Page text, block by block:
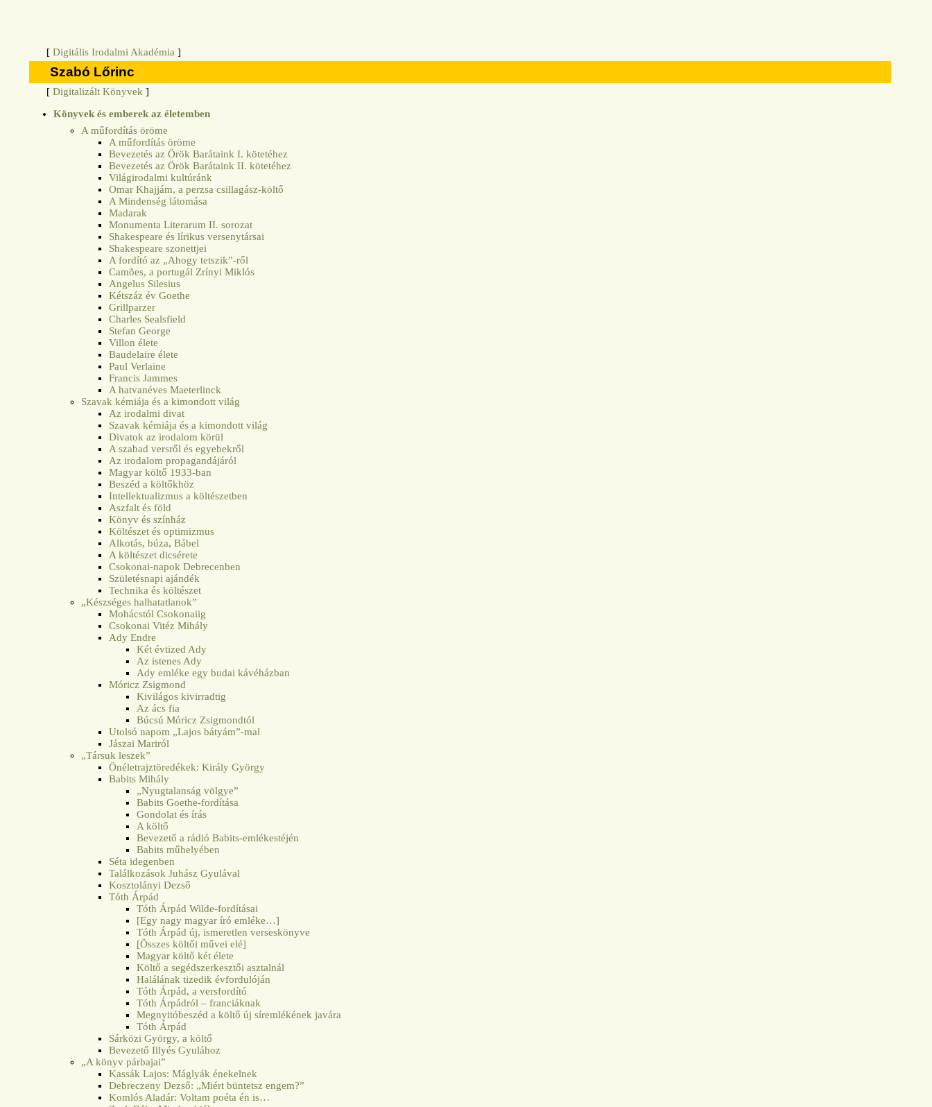
[Digitális Irodalmi Akadémia ]
Szabó Lőrinc
[Digitalizált Könyvek ]
Könyvek és emberek az életemben
A műfordítás öröme
A műfordítás öröme
Bevezetés az Örök Barátaink I. kötetéhez
Bevezetés az Örök Barátaink II. kötetéhez
Világirodalmi kultúránk
Omar Khajjám, a perzsa csillagász-költő
A Mindenség látomása
Madarak
Monumenta Literarum II. sorozat
Shakespeare és lírikus versenytársai
Shakespeare szonettjei
A fordító az „Ahogy tetszik”-ről
Camões, a portugál Zrínyi Miklós
Angelus Silesius
Kétszáz év Goethe
Grillparzer
Charles Sealsfield
Stefan George
Villon élete
Baudelaire élete
Paul Verlaine
Francis Jammes
A hatvanéves Maeterlinck
Szavak kémiája és a kimondott világ
Az irodalmi divat
Szavak kémiája és a kimondott világ
Divatok az irodalom körül
A szabad versről és egyebekről
Az irodalom propagandájáról
Magyar költő 1933-ban
Beszéd a költőkhöz
Intellektualizmus a költészetben
Aszfalt és föld
Könyv és színház
Költészet és optimizmus
Alkotás, búza, Bábel
A költészet dicsérete
Csokonai-napok Debrecenben
Születésnapi ajándék
Technika és költészet
„Készséges halhatatlanok”
Mohácstól Csokonaiig
Csokonai Vitéz Mihály
Ady Endre
Két évtized Ady
Az istenes Ady
Ady emléke egy budai kávéházban
Móricz Zsigmond
Kivilágos kivirradtig
Az ács fia
Búcsú Móricz Zsigmondtól
Utolsó napom „Lajos bátyám”-mal
Jászai Mariról
„Társuk leszek”
Önéletrajztöredékek: Király György
Babits Mihály
„Nyugtalanság völgye”
Babits Goethe-fordítása
Gondolat és írás
A költő
Bevezető a rádió Babits-emlékestéjén
Babits műhelyében
Séta idegenben
Találkozások Juhász Gyulával
Kosztolányi Dezső
Tóth Árpád
Tóth Árpád Wilde-fordításai
[Egy nagy magyar író emléke…]
Tóth Árpád új, ismeretlen verseskönyve
[Összes költői művei elé]
Magyar költő két élete
Költő a segédszerkesztői asztalnál
Halálának tizedik évfordulóján
Tóth Árpád, a versfordító
Tóth Árpádról – franciáknak
Megnyitóbeszéd a költő új síremlékének javára
Tóth Árpád
Sárközi György, a költő
Bevezető Illyés Gyulához
„A könyv párbajai”
Kassák Lajos: Máglyák énekelnek
Debreczeny Dezső: „Miért büntetsz engem?”
Komlós Aladár: Voltam poéta én is…